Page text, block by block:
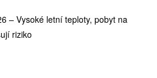
– Vysoké letní teploty, pobyt na
riziko